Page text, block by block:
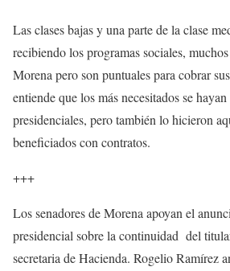
Las clases bajas y una parte de la clase
recibiendo los programas sociales,
Morena pero son puntuales para cobrar
entiende que los más necesitados se
presidenciales, pero también lo hicieron
beneficiados con contratos.
+++
Los senadores de Morena apoyan el
presidencial sobre la continuidad del
secretaria de Hacienda. Rogelio Ramírez